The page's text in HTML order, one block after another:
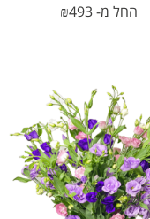
החל מ- ₪493